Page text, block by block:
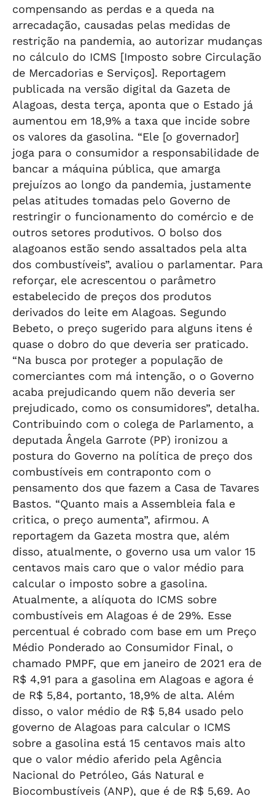
compensando as perdas e a queda na
arrecadação, causadas pelas medidas de
restrição na pandemia, ao autorizar mudanças
no cálculo do ICMS [Imposto sobre Circulação
de Mercadorias e Serviços]. Reportagem
publicada na versão digital da Gazeta de
Alagoas, desta terça, aponta que o Estado já
aumentou em 18,9% a taxa que incide sobre
os valores da gasolina. “Ele [o governador]
joga para o consumidor a responsabilidade de
bancar a máquina pública, que amarga
prejuízos ao longo da pandemia, justamente
pelas atitudes tomadas pelo Governo de
restringir o funcionamento do comércio e de
outros setores produtivos. O bolso dos
alagoanos estão sendo assaltados pela alta
dos combustíveis”, avaliou o parlamentar. Para
reforçar, ele acrescentou o parâmetro
estabelecido de preços dos produtos
derivados do leite em Alagoas. Segundo
Bebeto, o preço sugerido para alguns itens é
quase o dobro do que deveria ser praticado.
“Na busca por proteger a população de
comerciantes com má intenção, o o Governo
acaba prejudicando quem não deveria ser
prejudicado, como os consumidores”, detalha.
Contribuindo com o colega de Parlamento, a
deputada Ângela Garrote (PP) ironizou a
postura do Governo na política de preço dos
combustíveis em contraponto com o
pensamento dos que fazem a Casa de Tavares
Bastos. “Quanto mais a Assembleia fala e
critica, o preço aumenta”, afirmou. A
reportagem da Gazeta mostra que, além
disso, atualmente, o governo usa um valor 15
centavos mais caro que o valor médio para
calcular o imposto sobre a gasolina.
Atualmente, a alíquota do ICMS sobre
combustíveis em Alagoas é de 29%. Esse
percentual é cobrado com base em um Preço
Médio Ponderado ao Consumidor Final, o
chamado PMPF, que em janeiro de 2021 era de
R$ 4,91 para a gasolina em Alagoas e agora é
de R$ 5,84, portanto, 18,9% de alta. Além
disso, o valor médio de R$ 5,84 usado pelo
governo de Alagoas para calcular o ICMS
sobre a gasolina está 15 centavos mais alto
que o valor médio aferido pela Agência
Nacional do Petróleo, Gás Natural e
Biocombustíveis (ANP), que é de R$ 5,69. Ao